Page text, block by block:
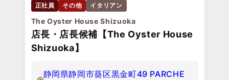
正社員 その他 イタリアン
The Oyster House Shizuoka
店長・店長候補【The Oyster House
Shizuoka】
静岡県静岡市葵区黒金町49 PARCHE